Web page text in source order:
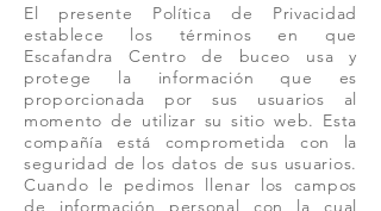
El presente Política de Privacidad
establece los términos en que
Escafandra Centro de buceo usa y
protege la información que es
proporcionada por sus usuarios al
momento de utilizar su sitio web. Esta
compañía está comprometida con la
seguridad de los datos de sus usuarios.
Cuando le pedimos llenar los campos
de información personal con la cual